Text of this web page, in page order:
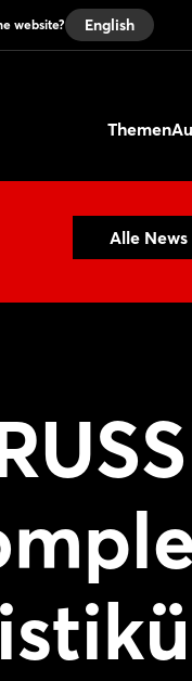
website? English
Themen
Alle News